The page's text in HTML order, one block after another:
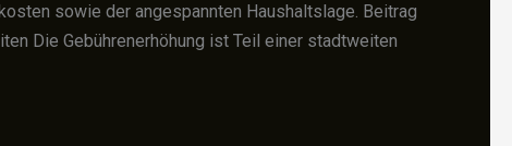
sowie der angespannten Haushaltslage. Beitrag
Die Gebührenerhöhung ist Teil einer stadtweiten